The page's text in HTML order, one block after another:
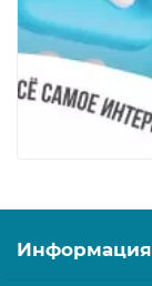
Информация